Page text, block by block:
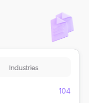
Industries
104